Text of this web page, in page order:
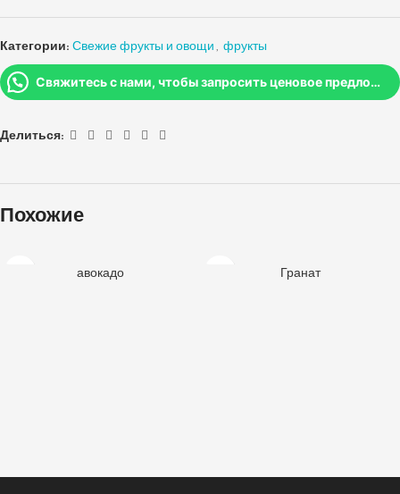
Категории: Свежие фрукты и овощи фрукты
Свяжитесь с нами, чтобы запросить ценовое предложение
Делиться:
Похожие
авокадо Гранат